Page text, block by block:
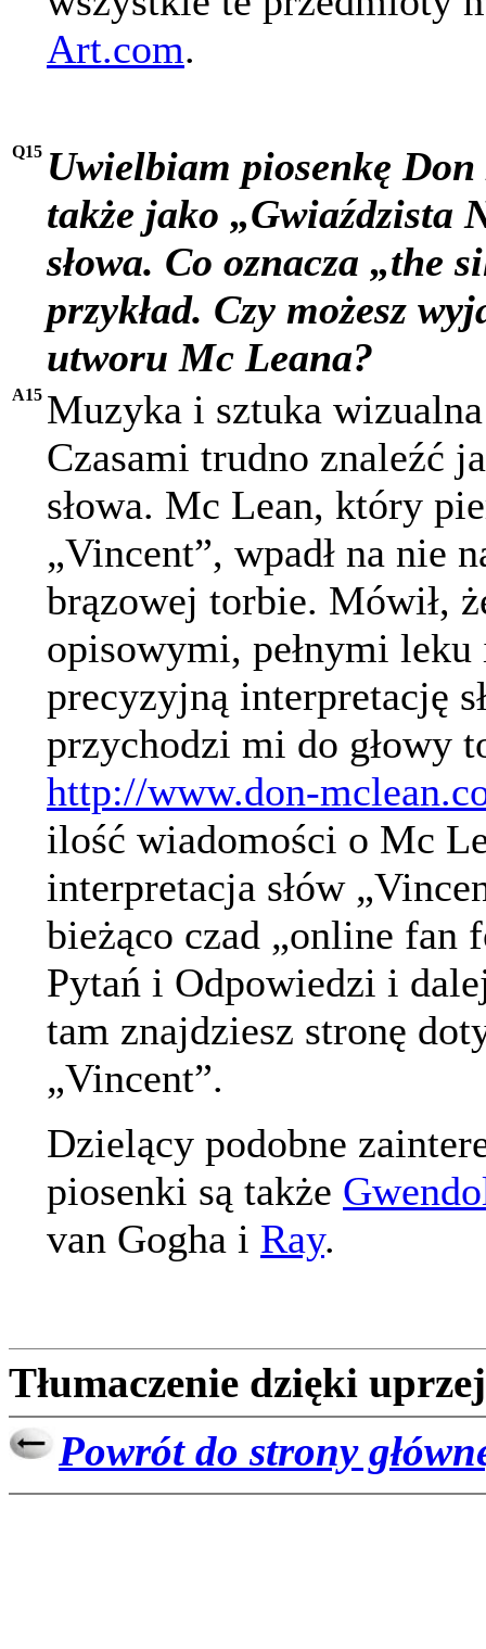
Art.com.
Q15 Uwielbiam piosenkę
także jako „Gwiaździsta
słowa. Co oznacza „the
przykład. Czy możesz
utworu Mc Leana?
A15 Muzyka i sztuka
Czasami trudno znaleźć
słowa. Mc Lean, który
„Vincent”, wpadł na nie
brązowej torbie. Mówił,
opisowymi, pełnymi
precyzyjną interpretację
przychodzi mi do głowy
http://www.don-
ilość wiadomości o Mc
interpretacja słów
bieżąco czad „online fan
Pytań i Odpowiedzi i
tam znajdziesz stronę
„Vincent”.
Dzielący podobne
piosenki są także
van Gogha i Ray.
Tłumaczenie dzięki
Powrót do strony